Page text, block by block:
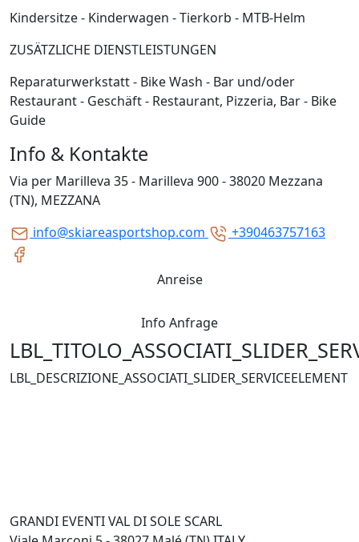
Info & Kontakte
Via per Marilleva 35 - Marilleva 900 - 38020 Mezzana
(TN), MEZZANA
info@skiareasportshop.com
+390463757163
Anreise
Info Anfrage
Kindersitze - Kinderwagen - Tierkorb - MTB-Helm
ZUSÄTZLICHE DIENSTLEISTUNGEN
Reparaturwerkstatt - Bike Wash - Bar und/oder
Restaurant - Geschäft - Restaurant, Pizzeria, Bar - Bike
Guide
LBL_DESCRIZIONE_ASSOCIATI_SLIDER_SERVICEELEMENT
GRANDI EVENTI VAL DI SOLE SCARL